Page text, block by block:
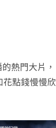
熱門大片，
花點錢慢慢欣